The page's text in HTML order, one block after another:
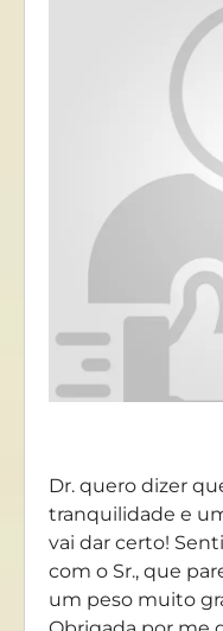
Dr. quero dizer
tranquilidade e
vai dar certo!
com o Sr., que
um peso muito